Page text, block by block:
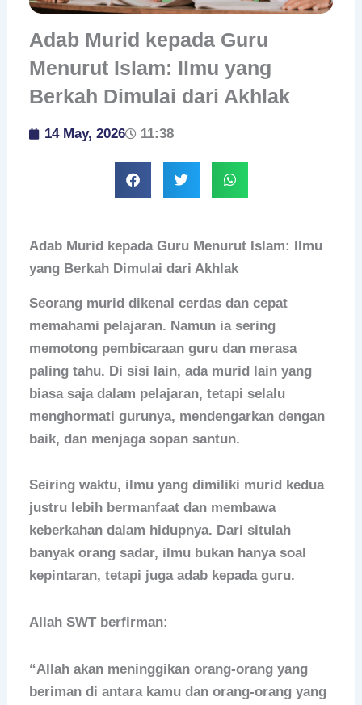
Adab Murid kepada Guru
Menurut Islam: Ilmu yang
Berkah Dimulai dari Akhlak
14 May, 2026 11:38
Adab Murid kepada Guru Menurut Islam: Ilmu
yang Berkah Dimulai dari Akhlak
Seorang murid dikenal cerdas dan cepat
memahami pelajaran. Namun ia sering
memotong pembicaraan guru dan merasa
paling tahu. Di sisi lain, ada murid lain yang
biasa saja dalam pelajaran, tetapi selalu
menghormati gurunya, mendengarkan dengan
baik, dan menjaga sopan santun.
Seiring waktu, ilmu yang dimiliki murid kedua
justru lebih bermanfaat dan membawa
keberkahan dalam hidupnya. Dari situlah
banyak orang sadar, ilmu bukan hanya soal
kepintaran, tetapi juga adab kepada guru.
Allah SWT berfirman:
“Allah akan meninggikan orang-orang yang
beriman di antara kamu dan orang-orang yang